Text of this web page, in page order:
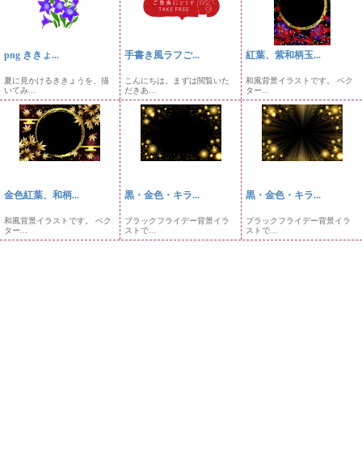
png ききょ...
夏に見かけるききょうを、描
いてみ...
手書き風ラフご...
こんにちは。まずは閲覧いた
だきあ...
紅葉、紫和柄玉...
和風背景イラストです。 ベク
ター...
金色紅葉、和柄...
和風背景イラストです。 ベク
ター...
黒・金色・キラ...
ブラックフライデー背景イラ
ストで...
黒・金色・キラ...
ブラックフライデー背景イラ
ストで...